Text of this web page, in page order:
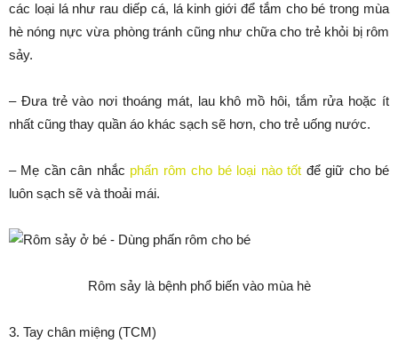
các loại lá như rau diếp cá, lá kinh giới để tắm cho bé trong mùa
hè nóng nực vừa phòng tránh cũng như chữa cho trẻ khỏi bị rôm
sảy.
– Đưa trẻ vào nơi thoáng mát, lau khô mồ hôi, tắm rửa hoặc ít
nhất cũng thay quần áo khác sạch sẽ hơn, cho trẻ uống nước.
– Mẹ cần cân nhắc phấn rôm cho bé loại nào tốt để giữ cho bé
luôn sạch sẽ và thoải mái.
Rôm sảy là bệnh phổ biến vào mùa hè
3. Tay chân miệng (TCM)